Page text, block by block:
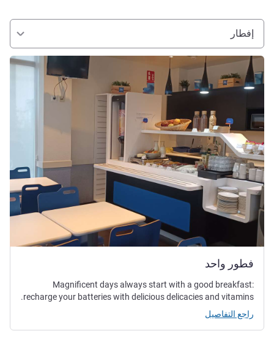
إفطار
فطور واحد
راجع التفاصيل
Magnificent days always start with a good breakfast:
recharge your batteries with delicious delicacies and vitamins.
راجع التفاصيل